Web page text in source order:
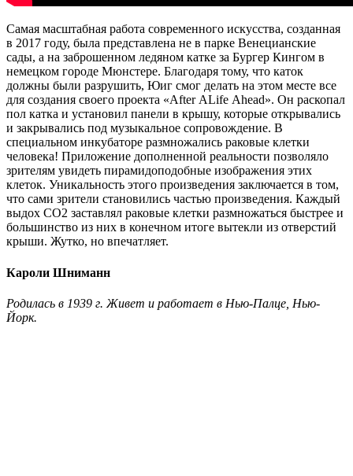
Самая масштабная работа современного искусства, созданная
в 2017 году, была представлена не в парке Венецианские
сады, а на заброшенном ледяном катке за Бургер Кингом в
немецком городе Мюнстере. Благодаря тому, что каток
должны были разрушить, Юиг смог делать на этом месте все
для создания своего проекта «After ALife Ahead». Он раскопал
пол катка и установил панели в крышу, которые открывались
и закрывались под музыкальное сопровождение. В
специальном инкубаторе размножались раковые клетки
человека! Приложение дополненной реальности позволяло
зрителям увидеть пирамидоподобные изображения этих
клеток. Уникальность этого произведения заключается в том,
что сами зрители становились частью произведения. Каждый
выдох CO2 заставлял раковые клетки размножаться быстрее и
большинство из них в конечном итоге вытекли из отверстий
крыши. Жутко, но впечатляет.
Кароли Шниманн
Родилась в 1939 г. Живет и работает в Нью-Палце, Нью-
Йорк.